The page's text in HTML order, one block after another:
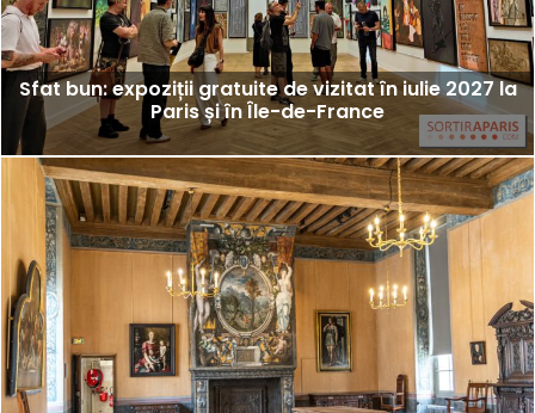
Sfat bun: expoziții gratuite de vizitat în iulie 2027 la
Paris și în Île-de-France